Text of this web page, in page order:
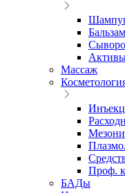
Массаж
Проф.
БАДы